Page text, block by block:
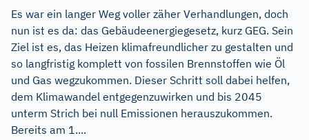
Es war ein langer Weg voller zäher Verhandlungen, doch
nun ist es da: das Gebäudeenergiegesetz, kurz GEG. Sein
Ziel ist es, das Heizen klimafreundlicher zu gestalten und
so langfristig komplett von fossilen Brennstoffen wie Öl
und Gas wegzukommen. Dieser Schritt soll dabei helfen,
dem Klimawandel entgegenzuwirken und bis 2045
unterm Strich bei null Emissionen herauszukommen.
Bereits am 1....